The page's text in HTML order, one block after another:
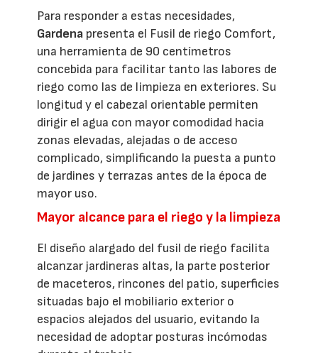
Para responder a estas necesidades,
Gardena presenta el Fusil de riego Comfort,
una herramienta de 90 centímetros
concebida para facilitar tanto las labores de
riego como las de limpieza en exteriores. Su
longitud y el cabezal orientable permiten
dirigir el agua con mayor comodidad hacia
zonas elevadas, alejadas o de acceso
complicado, simplificando la puesta a punto
de jardines y terrazas antes de la época de
mayor uso.
Mayor alcance para el riego y la limpieza
El diseño alargado del fusil de riego facilita
alcanzar jardineras altas, la parte posterior
de maceteros, rincones del patio, superficies
situadas bajo el mobiliario exterior o
espacios alejados del usuario, evitando la
necesidad de adoptar posturas incómodas